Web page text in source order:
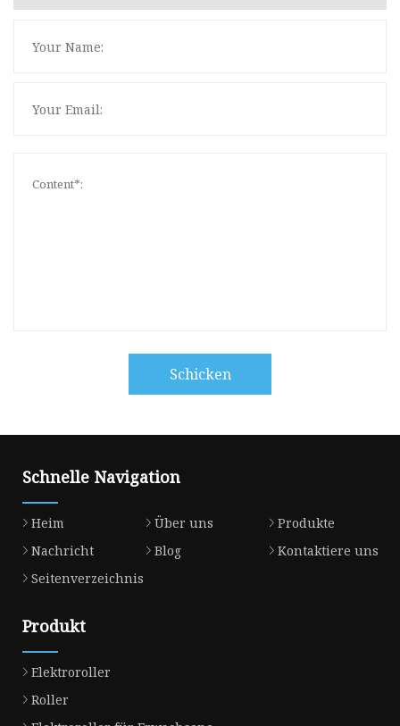
Schicken
Schnelle Navigation
Heim Über uns
Produkte
Nachricht
Blog
Kontaktiere uns
Seitenverzeichnis
Produkt
Elektroroller
Roller